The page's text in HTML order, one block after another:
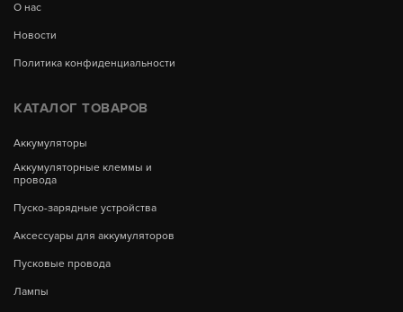
О нас
Новости
Политика конфиденциальности
КАТАЛОГ ТОВАРОВ
Аккумуляторы
Аккумуляторные клеммы и
провода
Пуско-зарядные устройства
Аксессуары для аккумуляторов
Пусковые провода
Лампы